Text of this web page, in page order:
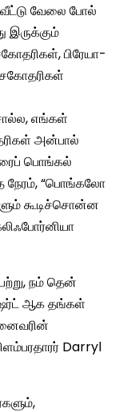
வேலை போல்
இருக்கும்
பிரேயா-
எங்கள்
அன்பால்
பொங்கல்
நேரம், “பொங்கலோ
கூடிச்சொன்ன
நம் தென்
ஆக தங்கள்
Darryl